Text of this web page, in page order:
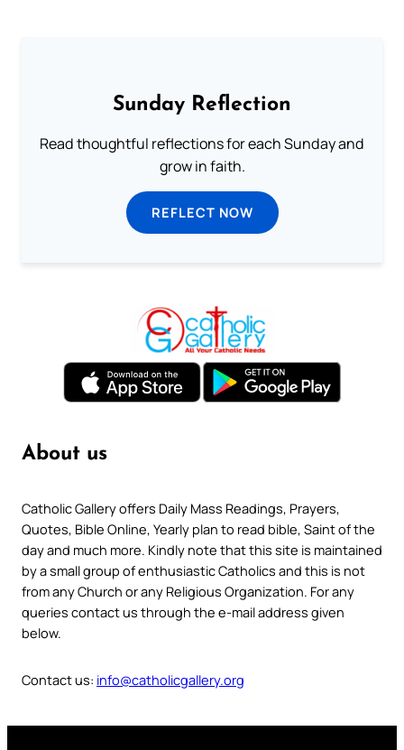
Sunday Reflection
Read thoughtful reflections for each Sunday and
grow in faith.
REFLECT NOW
About us
Catholic Gallery offers Daily Mass Readings, Prayers,
Quotes, Bible Online, Yearly plan to read bible, Saint of the
day and much more. Kindly note that this site is maintained
by a small group of enthusiastic Catholics and this is not
from any Church or any Religious Organization. For any
queries contact us through the e-mail address given
below.
Contact us: info@catholicgallery.org